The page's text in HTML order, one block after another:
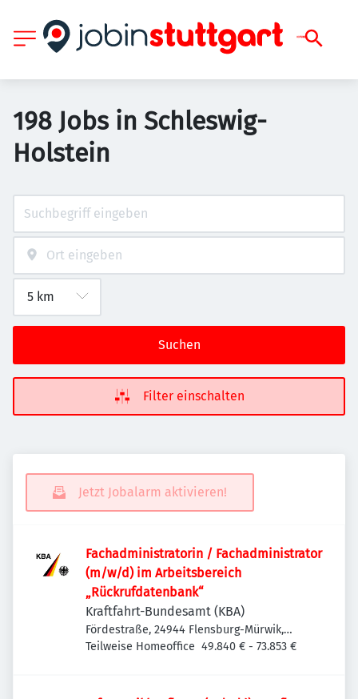
198 Jobs in Schleswig-
Holstein
Suchen
Filter einschalten
Jetzt Jobalarm aktivieren!
Fachadministratorin / Fachadministrator
(m/w/d) im Arbeitsbereich
„Rückrufdatenbank“
Kraftfahrt-Bundesamt (KBA)
Fördestraße, 24944 Flensburg-Mürwik,
Deutschland
Teilweise Homeoffice 49.840 € - 73.853 €